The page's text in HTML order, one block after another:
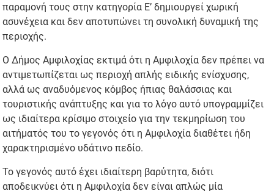
παραμονή τους στην κατηγορία Ε’ δημιουργεί χωρική
ασυνέχεια και δεν αποτυπώνει τη συνολική δυναμική της
περιοχής.
Ο Δήμος Αμφιλοχίας εκτιμά ότι η Αμφιλοχία δεν πρέπει να
αντιμετωπίζεται ως περιοχή απλής ειδικής ενίσχυσης,
αλλά ως αναδυόμενος κόμβος ήπιας θαλάσσιας και
τουριστικής ανάπτυξης και για το λόγο αυτό υπογραμμίζει
ως ιδιαίτερα κρίσιμο στοιχείο για την τεκμηρίωση του
αιτήματός του το γεγονός ότι η Αμφιλοχία διαθέτει ήδη
χαρακτηρισμένο υδάτινο πεδίο.
Το γεγονός αυτό έχει ιδιαίτερη βαρύτητα, διότι
αποδεικνύει ότι η Αμφιλοχία δεν είναι απλώς μία